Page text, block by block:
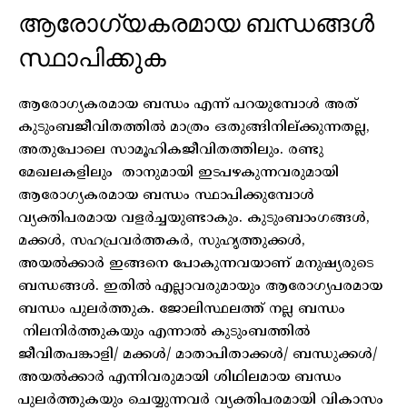
ആരോഗ്യകരമായ ബന്ധങ്ങൾ
സ്ഥാപിക്കുക
ആരോഗ്യകരമായ ബന്ധം എന്ന് പറയുമ്പോൾ അത്
കുടുംബജീവിതത്തിൽ മാത്രം ഒതുങ്ങിനില്ക്കുന്നതല്ല,
അതുപോലെ സാമൂഹികജീവിതത്തിലും. രണ്ടു
മേഖലകളിലും താനുമായി ഇടപഴകുന്നവരുമായി
ആരോഗ്യകരമായ ബന്ധം സ്ഥാപിക്കുമ്പോൾ
വ്യക്തിപരമായ വളർച്ചയുണ്ടാകും. കുടുംബാംഗങ്ങൾ,
മക്കൾ, സഹപ്രവർത്തകർ, സുഹൃത്തുക്കൾ,
അയൽക്കാർ ഇങ്ങനെ പോകുന്നവയാണ് മനുഷ്യരുടെ
ബന്ധങ്ങൾ. ഇതിൽ എല്ലാവരുമായും ആരോഗ്യപരമായ
ബന്ധം പുലർത്തുക. ജോലിസ്ഥലത്ത് നല്ല ബന്ധം
നിലനിർത്തുകയും എന്നാൽ കുടുംബത്തിൽ
ജീവിതപങ്കാളി/ മക്കൾ/ മാതാപിതാക്കൾ/ ബന്ധുക്കൾ/
അയൽക്കാർ എന്നിവരുമായി ശിഥിലമായ ബന്ധം
പുലർത്തുകയും ചെയ്യുന്നവർ വ്യക്തിപരമായി വികാസം